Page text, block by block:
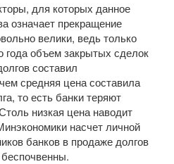
для которых данное
означает прекращение
велики, ведь только
года объем закрытых сделок
составил
средняя цена составила
то есть банки теряют
низкая цена наводит
насчет личной
банков в продаже долгов